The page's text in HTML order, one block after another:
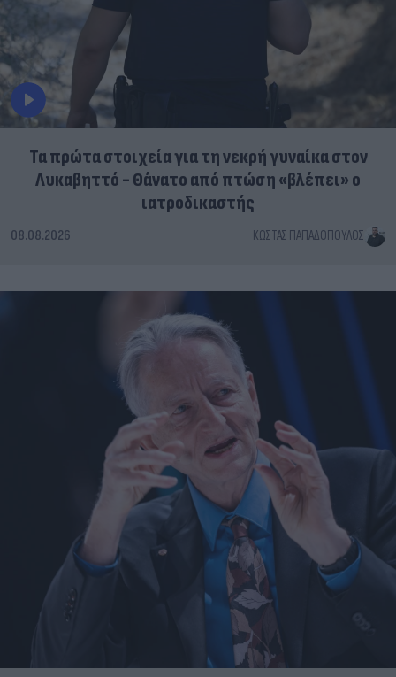
Τα πρώτα στοιχεία για τη νεκρή γυναίκα στον
Λυκαβηττό - Θάνατο από πτώση «βλέπει» ο
ιατροδικαστής
08.08.2026 ΚΏΣΤΑΣ ΠΑΠΑΔΌΠΟΥΛΟΣ